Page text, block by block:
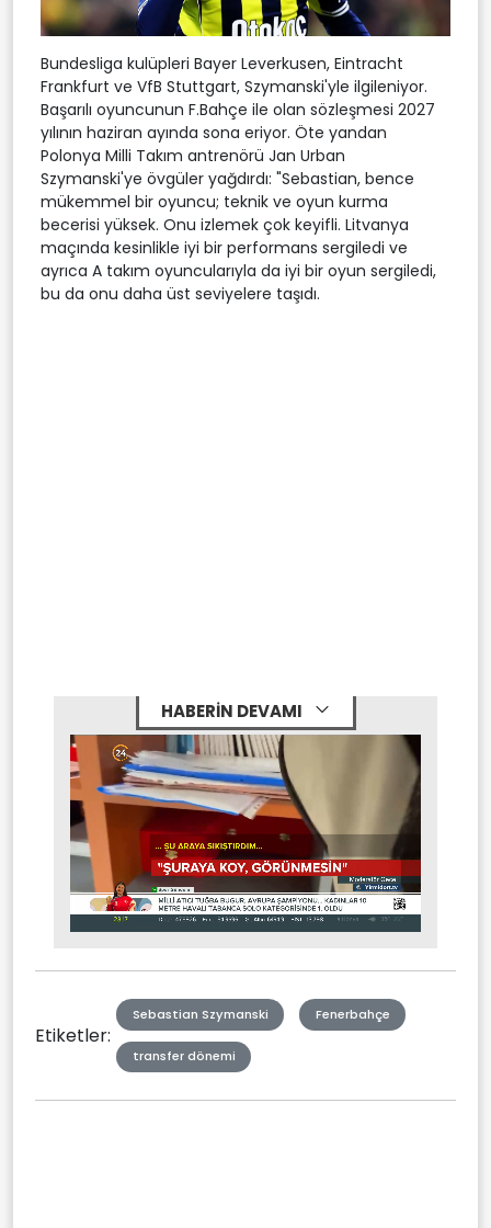
Bundesliga kulüpleri Bayer Leverkusen, Eintracht
Frankfurt ve VfB Stuttgart, Szymanski'yle ilgileniyor.
Başarılı oyuncunun F.Bahçe ile olan sözleşmesi 2027
yılının haziran ayında sona eriyor. Öte yandan
Polonya Milli Takım antrenörü Jan Urban
Szymanski'ye övgüler yağdırdı: "Sebastian, bence
mükemmel bir oyuncu; teknik ve oyun kurma
becerisi yüksek. Onu izlemek çok keyifli. Litvanya
maçında kesinlikle iyi bir performans sergiledi ve
ayrıca A takım oyuncularıyla da iyi bir oyun sergiledi,
bu da onu daha üst seviyelere taşıdı.
HABERİN DEVAMI
Mute Stream
Etiketler:
Sebastian Szymanski Fenerbahçe
transfer dönemi